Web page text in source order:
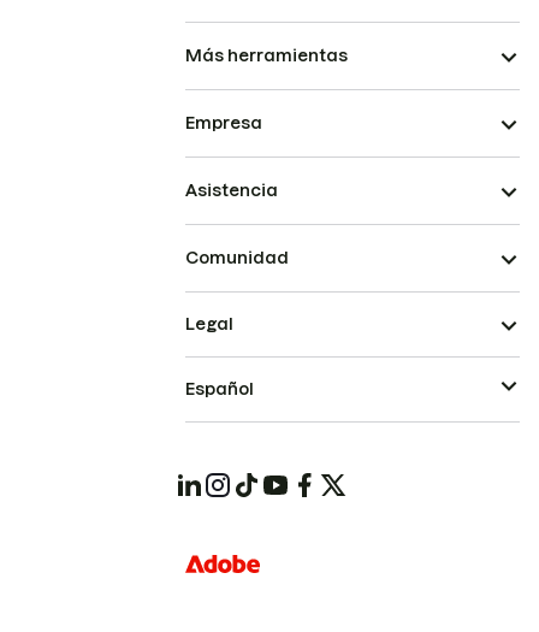
Más herramientas
Empresa
Asistencia
Comunidad
Legal
Español